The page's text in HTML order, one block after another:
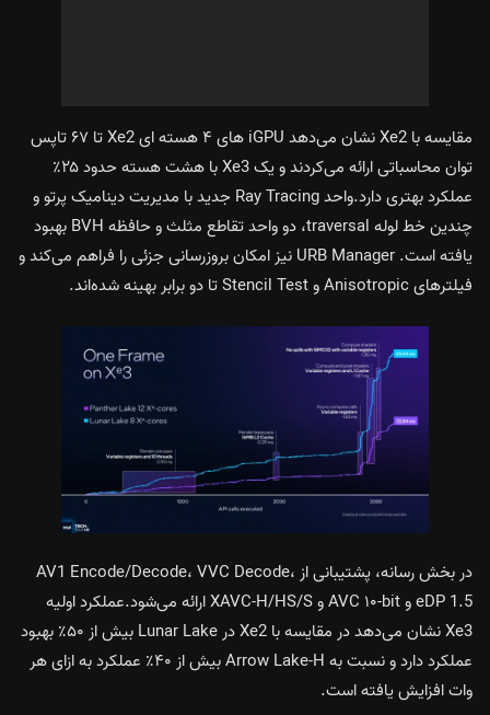
مقایسه با Xe2 نشان می‌دهد iGPU های ۴ هسته ای Xe2 تا ۶۷ تاپس
توان محاسباتی ارائه می‌کردند و یک Xe3 با هشت هسته حدود ۲۵٪
عملکرد بهتری دارد.واحد Ray Tracing جدید با مدیریت دینامیک پرتو و
چندین خط لوله traversal، دو واحد تقاطع مثلث و حافظه BVH بهبود
یافته است. URB Manager نیز امکان بروزرسانی جزئی را فراهم می‌کند و
فیلترهای Anisotropic و Stencil Test تا دو برابر بهینه شده‌اند.
در بخش رسانه، پشتیبانی از AV1 Encode/Decode، VVC Decode،
eDP 1.5 و AVC ۱۰-bit و XAVC-H/HS/S ارائه می‌شود.عملکرد اولیه
Xe3 نشان می‌دهد در مقایسه با Xe2 در Lunar Lake بیش از ۵۰٪ بهبود
عملکرد دارد و نسبت به Arrow Lake-H بیش از ۴۰٪ عملکرد به ازای هر
وات افزایش یافته است.